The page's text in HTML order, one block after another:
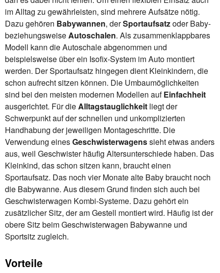
im Alltag zu gewährleisten, sind mehrere Aufsätze nötig.
Dazu gehören Babywannen, derSportaufsatzoder Baby-
beziehungsweiseAutoschalen. Als zusammenklappbares
Modell kann die Autoschale abgenommen und
beispielsweise über ein Isofix-System im Auto montiert
werden. Der Sportaufsatz hingegen dient Kleinkindern, die
schon aufrecht sitzen können. Die Umbaumöglichkeiten
sind bei den meisten modernen Modellen aufEinfachheit
ausgerichtet. Für dieAlltagstauglichkeit liegt der
Schwerpunkt auf der schnellen und unkomplizierten
Handhabung der jeweiligen Montageschritte. Die
Verwendung einesGeschwisterwagenssieht etwas anders
aus, weil Geschwister häufig Altersunterschiede haben. Das
Kleinkind, das schon sitzen kann, braucht einen
Sportaufsatz. Das noch vier Monate alte Baby braucht noch
die Babywanne. Aus diesem Grund finden sich auch bei
Geschwisterwagen Kombi-Systeme. Dazu gehört ein
zusätzlicher Sitz, der am Gestell montiert wird. Häufig ist der
obere Sitz beim Geschwisterwagen Babywanne und
Sportsitz zugleich.
Vorteile